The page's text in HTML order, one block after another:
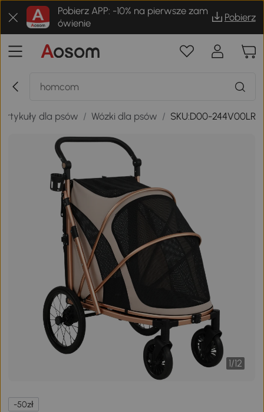
Pobierz APP: -10% na pierwsze zam
ówienie
Pobierz
Artykuły dla psów / Wózki dla psów / SKU:D00-244V00LR
1/12
-50zł